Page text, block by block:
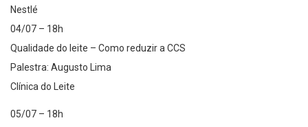
Nestlé
04/07 – 18h
Qualidade do leite – Como reduzir a CCS
Palestra: Augusto Lima
Clínica do Leite
05/07 – 18h